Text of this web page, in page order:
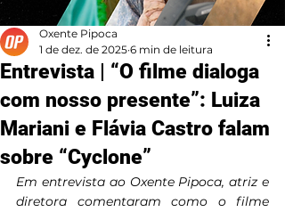
Entrevista | “O filme dialoga
com nosso presente”: Luiza
Mariani e Flávia Castro falam
sobre “Cyclone”
Oxente Pipoca
1 de dez. de 2025 6 min de leitura
Em entrevista ao Oxente Pipoca, atriz e
diretora comentaram como o filme